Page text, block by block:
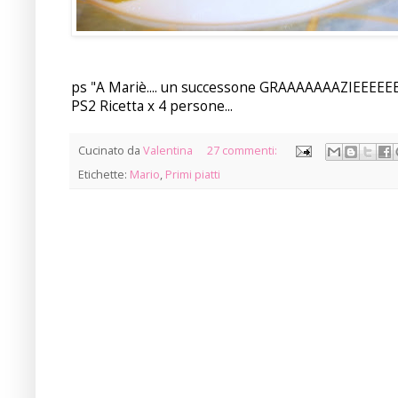
ps "A Mariè.... un successone
PS2 Ricetta x 4 persone...
Cucinato da Valentina
27 commenti:
Etichette: Mario, Primi piatti